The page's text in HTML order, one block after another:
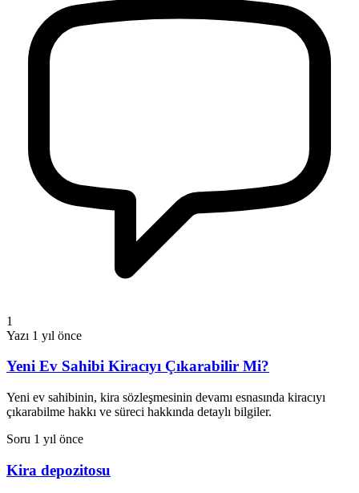
1
Yazı 1 yıl önce
Yeni Ev Sahibi Kiracıyı Çıkarabilir Mi?
Yeni ev sahibinin, kira sözleşmesinin devamı esnasında kiracıyı
çıkarabilme hakkı ve süreci hakkında detaylı bilgiler.
Soru 1 yıl önce
Kira depozitosu